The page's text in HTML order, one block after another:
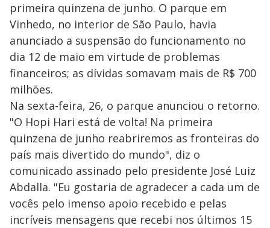
primeira quinzena de junho. O parque em
Vinhedo, no interior de São Paulo, havia
anunciado a suspensão do funcionamento no
dia 12 de maio em virtude de problemas
financeiros; as dívidas somavam mais de R$ 700
milhões.
Na sexta-feira, 26, o parque anunciou o retorno.
"O Hopi Hari está de volta! Na primeira
quinzena de junho reabriremos as fronteiras do
país mais divertido do mundo", diz o
comunicado assinado pelo presidente José Luiz
Abdalla. "Eu gostaria de agradecer a cada um de
vocês pelo imenso apoio recebido e pelas
incríveis mensagens que recebi nos últimos 15